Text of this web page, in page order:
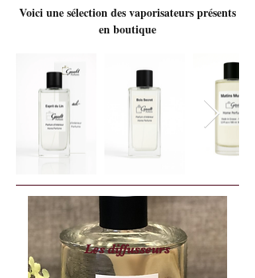
Voici une sélection des vaporisateurs présents
en boutique
Les diffusseurs